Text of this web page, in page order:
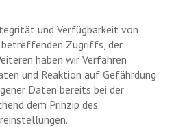
und Verfügbarkeit von
betreffenden Zugriffs, der
haben wir Verfahren
und Reaktion auf Gefährdung
Daten bereits bei der
dem Prinzip des